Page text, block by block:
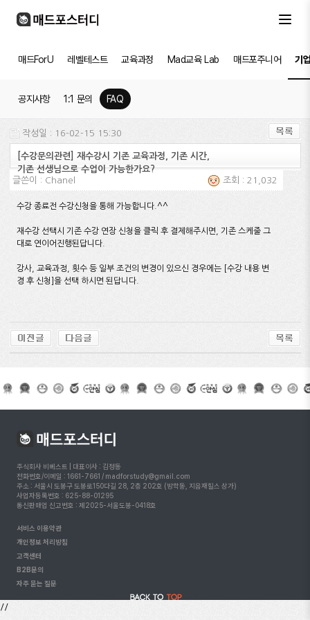
매드ForU 레벨테스트 교육과정 Mad교육 Lab 매드포주니어 기
공지사항 1:1 문의 FAQ
작성일 : 16-02-15 15:30
[수강문의관련] 재수강시 기존 교육과정, 기존 시간,
기존 선생님으로 수업이 가능한가요?
글쓴이 : Chanel 조회 : 21,032
수강 종료전 수강신청을 통해 가능합니다.^^
재수강 선택시 기존 수강 연장 신청을 클릭 후 결제해주시면, 기존 스케줄 그
대로 연이어 진행된답니다.
강사, 교육과정, 횟수 등 일부 조건의 변경이 있으신 경우에는 [수강 내용 변
경 후 신청]을 선택 하시면 된답니다.
주식회사 비베스트 | 대표이사 : 김정동
전화번호/이메일 : 1661-7661 / madforstudy@gmail.com
주소 : 서울시 도봉구 도봉로150다길 28, 2층 202호 (방학동, 지음재힐스 상가)
사업자등록번호 : 625-88-01295
통신판매업 신고번호 : 제2025-서울도봉-0418호
서비스 이용약관
개인정보 처리방침
고객센터
B2B문의
자주 묻는 질문
//